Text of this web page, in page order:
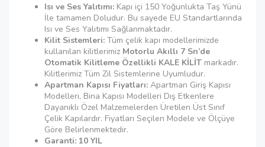
Isı ve Ses Yalıtımı: Kapı içi 150 Yoğunlukta Taş Yünü
İle tamamen Doludur. Bu sayede EU Standartlarında
Isı ve Ses Yalıtımı Sağlanmaktadır.
Kilit Sistemleri: Tüm çelik kapı modellerimizde
kullanılan kilitlerimiz Motorlu Akıllı 7 Sn’de
Otomatik Kilitleme Özellikli KALE KİLİT markadır.
Kilitlerimiz Tüm Zil Sistemlerine Uyumludur.
Apartman Kapısı Fiyatları: Apartman Giriş Kapısı
Modelleri, Bina Kapısı Modelleri Dış Etkenlere
Dayanıklı Özel Malzemelerden Üretilen Üst Sınıf
Çelik Kapılardır. Fiyatları Seçilen Modele ve Ölçüye
Göre Belirlenmektedir.
Garanti: 10 YIL